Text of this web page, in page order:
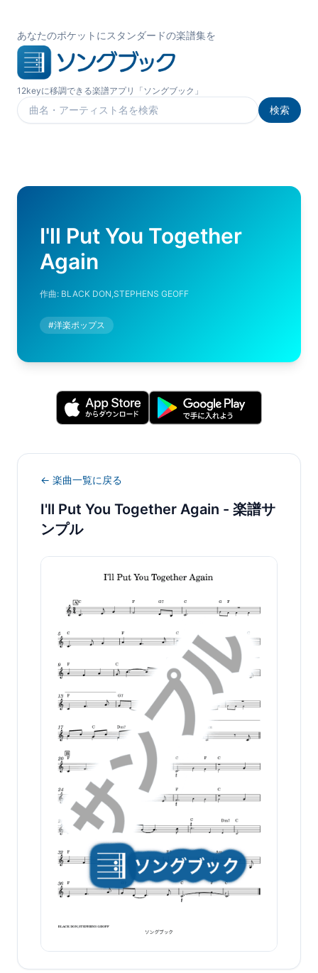
あなたのポケットにスタンダードの楽譜集を
12keyに移調できる楽譜アプリ「ソングブック」
楽曲を検索
検索
I'll Put You Together
Again
作曲: BLACK DON,STEPHENS GEOFF
#洋楽ポップス
← 楽曲一覧に戻る
I'll Put You Together Again - 楽譜サ
ンプル